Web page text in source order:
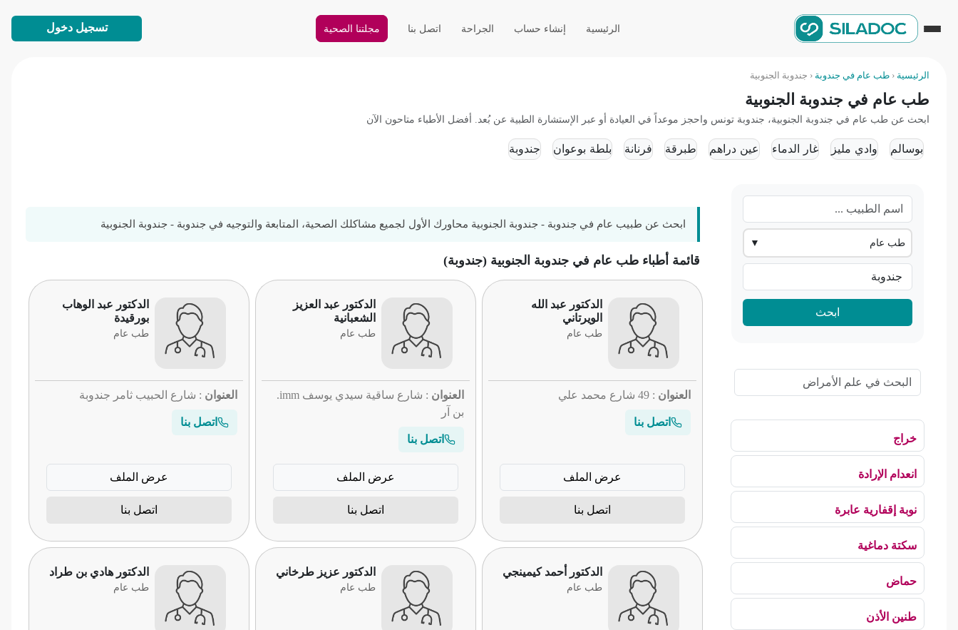
الرئيسية إنشاء حساب الجراحة اتصل بنا مجلتنا الصحية تسجيل دخول
الرئيسية ‹ طب عام في جندوبة ‹ جندوبة الجنوبية
طب عام في جندوبة الجنوبية
ابحث عن طب عام في جندوبة الجنوبية، جندوبة تونس واحجز موعداً في العيادة أو عبر الإستشارة الطبية عن بُعد. أفضل الأطباء متاحون الآن
بوسالم وادي مليز غار الدماء عين دراهم طبرقة فرنانة بلطة بوعوان جندوبة
طب عام ▼
ابحث
خراج
انعدام الإرادة
نوبة إقفارية عابرة
سكتة دماغية
حماض
طنين الأذن
ابحث عن طبيب عام في جندوبة - جندوبة الجنوبية محاورك الأول لجميع مشاكلك الصحية، المتابعة والتوجيه في جندوبة - جندوبة الجنوبية
قائمة أطباء طب عام في جندوبة الجنوبية (جندوبة)
الدكتور عبد الله
الويرتاني
طب عام
العنوان : 49 شارع محمد علي
اتصل بنا
عرض الملف
اتصل بنا
الدكتور عبد العزيز
الشعبانية
طب عام
العنوان
: شارع ساقية سيدي يوسف imm.
بن آر
اتصل بنا
عرض الملف
اتصل بنا
الدكتور عبد الوهاب
بورقيدة
طب عام
العنوان : شارع الحبيب ثامر جندوبة
اتصل بنا
عرض الملف
اتصل بنا
الدكتور أحمد كيمينجي
طب عام
الدكتور عزيز طرخاني
طب عام
الدكتور هادي بن طراد
طب عام